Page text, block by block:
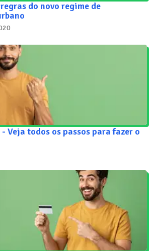
do novo regime de
- Veja todos os passos para fazer o